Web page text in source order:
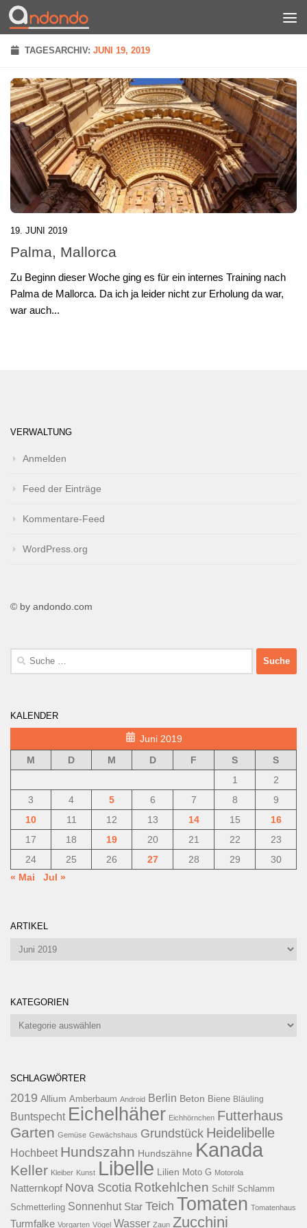
Zum Inhalt springen
TAGESARCHIV:JUNI 19, 2019
19. JUNI 2019
Palma, Mallorca
Zu Beginn dieser Woche ging es für ein internes Training nach
Palma de Mallorca. Da ich ja leider nicht zur Erholung da war,
war auch...
VERWALTUNG
Anmelden
Feed der Einträge
Kommentare-Feed
WordPress.org
© by andondo.com
Suche
KALENDER
Juni 2019
M
D M D F S
S
1
2
3
4 5 6 7 8
9
10
11 12 13 14 15
16
17
18 19 20 21 22
23
24
25 26 27 28 29
30
« Mai
Jul »
ARTIKEL
Artikel
KATEGORIEN
Kategorien
SCHLAGWÖRTER
2019 Allium Amberbaum Android Berlin Beton Biene Bläuling
Buntspecht Eichelhäher Eichhörnchen Futterhaus
Garten Gemüse Gewächshaus Grundstück Heidelibelle
Hochbeet Hundszahn Hundszähne Kanada
Keller Kleiber Kunst Libelle Lilien Moto G Motorola
Natternkopf Nova Scotia Rotkehlchen Schilf Schlamm
Schmetterling Sonnenhut Star Teich Tomaten Tomatenhaus
Turmfalke Vorgarten Vögel Wasser Zaun Zucchini